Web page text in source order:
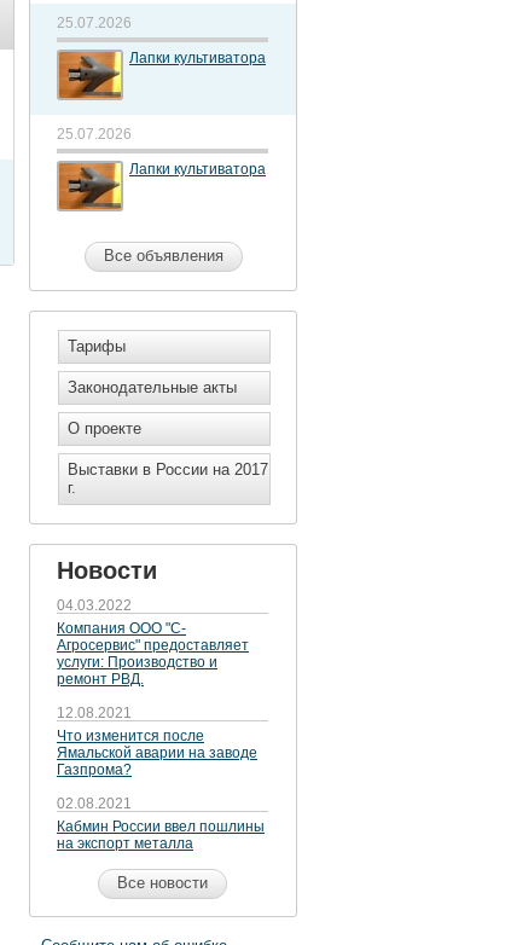
25.07.2026
Лапки культиватора
25.07.2026
Лапки культиватора
Все объявления
Тарифы
Законодательные акты
О проекте
Выставки в России на 2017
г.
Новости
04.03.2022
Компания ООО "С-
Агросервис" предоставляет
услуги: Производство и
ремонт РВД.
12.08.2021
Что изменится после
Ямальской аварии на заводе
Газпрома?
02.08.2021
Кабмин России ввел пошлины
на экспорт металла
Все новости